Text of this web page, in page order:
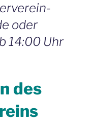
oder
14:00 Uhr
des